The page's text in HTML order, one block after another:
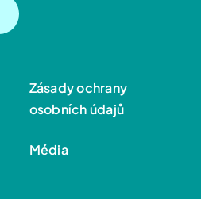
Zásady ochrany
osobních údajů
Média